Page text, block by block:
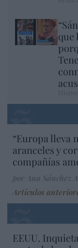
que
“Europa lleva
aranceles y
compañías
Artículos
EEUU.